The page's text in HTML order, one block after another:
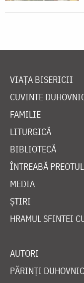
VIAȚA BISERICII
CUVINTE
FAMILIE
LITURGICĂ
BIBLIOTECĂ
ÎNTREABĂ PREOTUL
MEDIA
ȘTIRI
HRAMUL SFINTEI
AUTORI
PĂRINȚI